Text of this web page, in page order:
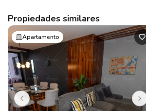
Propiedades similares
Apartamento